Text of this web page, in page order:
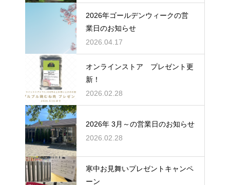
2026年ゴールデンウィークの営
業日のお知らせ
2026.04.17
オンラインストア プレゼント更
新！
2026.02.28
2026年 3月～の営業日のお知らせ
2026.02.28
寒中お見舞いプレゼントキャンペ
ーン